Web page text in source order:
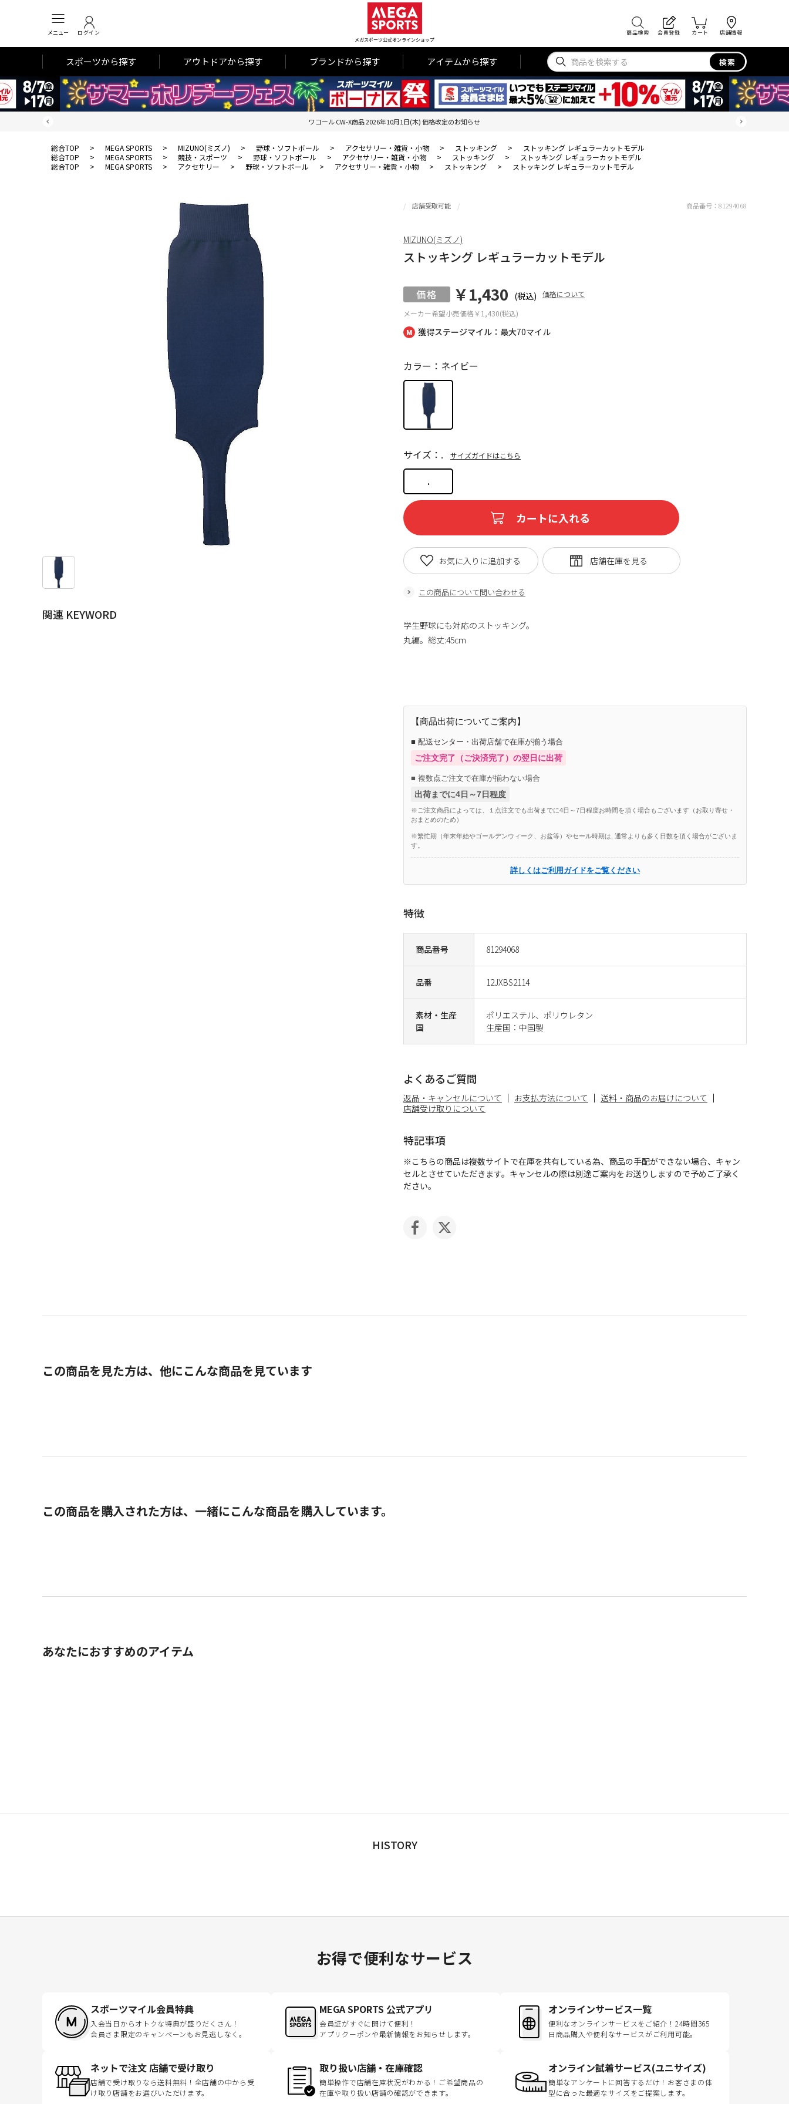
メニュー ログイン
メガスポーツ公式オンラインショップ
商品検索 会員登録 カート 店舗情報
スポーツから探す アウトドアから探す ブランドから探す アイテムから探す 検索
ワコール CW-X商品 2026年10月1日(木) 価格改定のお知らせ
総合TOP > MEGA SPORTS > MIZUNO(ミズノ) > 野球・ソフトボール > アクセサリー・雑貨・小物 > ストッキング >
ストッキング レギュラーカットモデル
総合TOP
> MEGA SPORTS > 競技・スポーツ > 野球・ソフトボール > アクセサリー・雑貨・小物 > ストッキング >
ストッキング レギュラーカットモデル
総合TOP
> MEGA SPORTS > アクセサリー > 野球・ソフトボール > アクセサリー・雑貨・小物 > ストッキング > ストッキング レギュラーカットモデル
関連 KEYWORD
獲得ステージマイル：最大70マイル
店舗受取可能
ストッキング レギュラーカットモデル
メーカー希望小売価格￥1,430(税込)
￥1,430 (税込) 価格について
商品番号 81294068
品番 12JXBS2114
素材・生産
国
ポリエステル、ポリウレタン
生産国：中国製
カラー：ネイビー
.
サイズ：. サイズガイドはこちら
カートに入れる
この商品について問い合わせる
お気に入りに追加する
商品番号： 81294068
MIZUNO(ミズノ)
学生野球にも対応のストッキング。
丸編。総丈:45cm
【商品出荷についてご案内】
■ 配送センター・出荷店舗で在庫が揃う場合
ご注文完了（ご決済完了）の翌日に出荷
■ 複数点ご注文で在庫が揃わない場合
出荷までに4日～7日程度
※ご注文商品によっては、１点注文でも出荷までに4日～7日程度お時間を頂く場合もございます（お取り寄せ・
おまとめのため）
※繁忙期（年末年始やゴールデンウィーク、お盆等）やセール時期は, 通常よりも多く日数を頂く場合がございま
す。
詳しくはご利用ガイドをご覧ください
特徴
よくあるご質問
返品・キャンセルについて お支払方法について
送料・商品のお届けについて
店舗受け取りについて
特記事項
※こちらの商品は複数サイトで在庫を共有している為、商品の手配ができない場合、キャン
セルとさせていただきます。キャンセルの際は別途ご案内をお送りしますので予めご了承く
ださい。
この商品を見た方は、他にこんな商品を見ています
この商品を購入された方は、一緒にこんな商品を購入しています。
あなたにおすすめのアイテム
HISTORY
お得で便利なサービス
スポーツマイル会員特典
入会当日からオトクな特典が盛りだくさん！
会員さま限定のキャンペーンもお見逃しなく。
MEGA SPORTS 公式アプリ
会員証がすぐに開けて便利！
アプリクーポンや最新情報をお知らせします。
オンラインサービス一覧
便利なオンラインサービスをご紹介！24時間365
日商品購入や便利なサービスがご利用可能。
ネットで注文 店舗で受け取り
店舗で受け取りなら送料無料！全店舗の中から受
け取り店舗をお選びいただけます。
取り扱い店舗・在庫確認
簡単操作で店舗在庫状況がわかる！ご希望商品の
在庫や取り扱い店舗の確認ができます。
オンライン試着サービス(ユニサイズ)
簡単なアンケートに回答するだけ！お客さまの体
型に合った最適なサイズをご提案します。